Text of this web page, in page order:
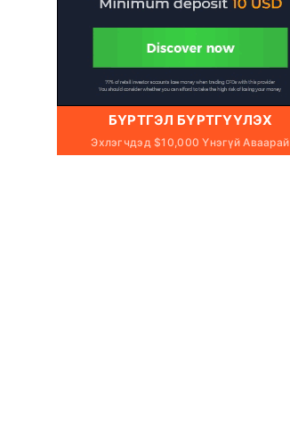
БҮРТГЭЛ БҮРТГҮҮЛЭХ
Эхлэгчдэд $10,000 Үнэгүй Аваарай